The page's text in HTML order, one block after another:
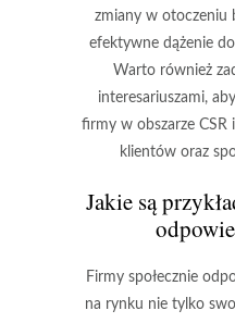
zmiany w otoczeniu
efektywne dążenie
Warto również
interesariuszami,
firmy w obszarze CSR
klientów oraz
Jakie są
Firmy społecznie
na rynku nie tylko